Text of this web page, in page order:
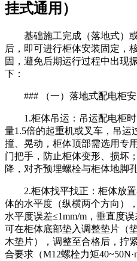
挂式通用）
基础施工完成（落地式）
后，即可进行柜体安装固定，
固，避免后期运行过程中出现
下：
### （一）落地式配电柜
1.柜体吊运：吊运配电柜
量1.5倍的起重机或叉车，吊运
撞、晃动，柜体顶部需选用专
门把手，防止柜体变形、损坏
降，对齐预埋螺栓与柜体地脚
2.柜体找平找正：柜体放
体的水平度（纵横两个方向）
水平度误差≤1mm/m，垂直度误
可在柜体底部垫入调整垫片（
木垫片），调整至合格后，拧
合要求（M12螺栓力矩